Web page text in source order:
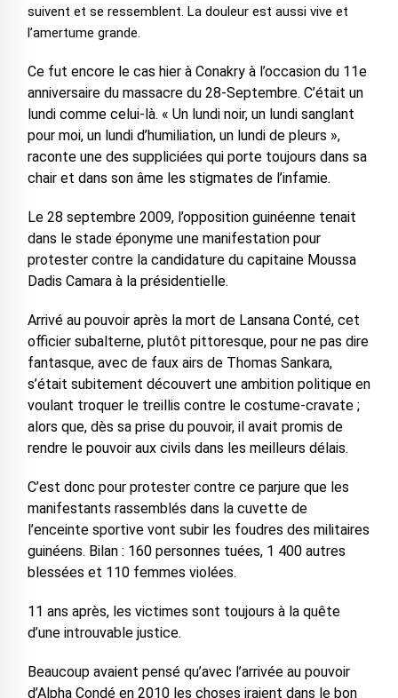
suivent et se ressemblent. La douleur est aussi vive et
l’amertume grande.
Ce fut encore le cas hier à Conakry à l’occasion du 11e
anniversaire du massacre du 28-Septembre. C’était un
lundi comme celui-là. « Un lundi noir, un lundi sanglant
pour moi, un lundi d’humiliation, un lundi de pleurs »,
raconte une des suppliciées qui porte toujours dans sa
chair et dans son âme les stigmates de l’infamie.
Le 28 septembre 2009, l’opposition guinéenne tenait
dans le stade éponyme une manifestation pour
protester contre la candidature du capitaine Moussa
Dadis Camara à la présidentielle.
Arrivé au pouvoir après la mort de Lansana Conté, cet
officier subalterne, plutôt pittoresque, pour ne pas dire
fantasque, avec de faux airs de Thomas Sankara,
s’était subitement découvert une ambition politique en
voulant troquer le treillis contre le costume-cravate ;
alors que, dès sa prise du pouvoir, il avait promis de
rendre le pouvoir aux civils dans les meilleurs délais.
C’est donc pour protester contre ce parjure que les
manifestants rassemblés dans la cuvette de
l’enceinte sportive vont subir les foudres des militaires
guinéens. Bilan : 160 personnes tuées, 1 400 autres
blessées et 110 femmes violées.
11 ans après, les victimes sont toujours à la quête
d’une introuvable justice.
Beaucoup avaient pensé qu’avec l’arrivée au pouvoir
d’Alpha Condé en 2010 les choses iraient dans le bon